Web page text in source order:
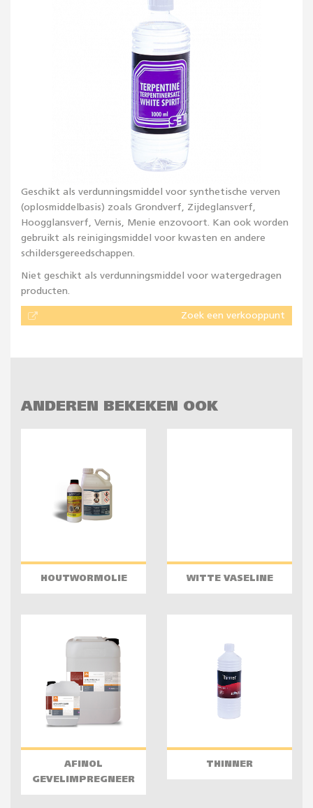
Geschikt als verdunningsmiddel voor synthetische verven
(oplosmiddelbasis) zoals Grondverf, Zijdeglansverf,
Hoogglansverf, Vernis, Menie enzovoort. Kan ook worden
gebruikt als reinigingsmiddel voor kwasten en andere
schildersgereedschappen.
Niet geschikt als verdunningsmiddel voor watergedragen
producten.
Zoek een verkooppunt
ANDEREN BEKEKEN OOK
HOUTWORMOLIE WITTE VASELINE
AFINOL
GEVELIMPREGNEER
THINNER